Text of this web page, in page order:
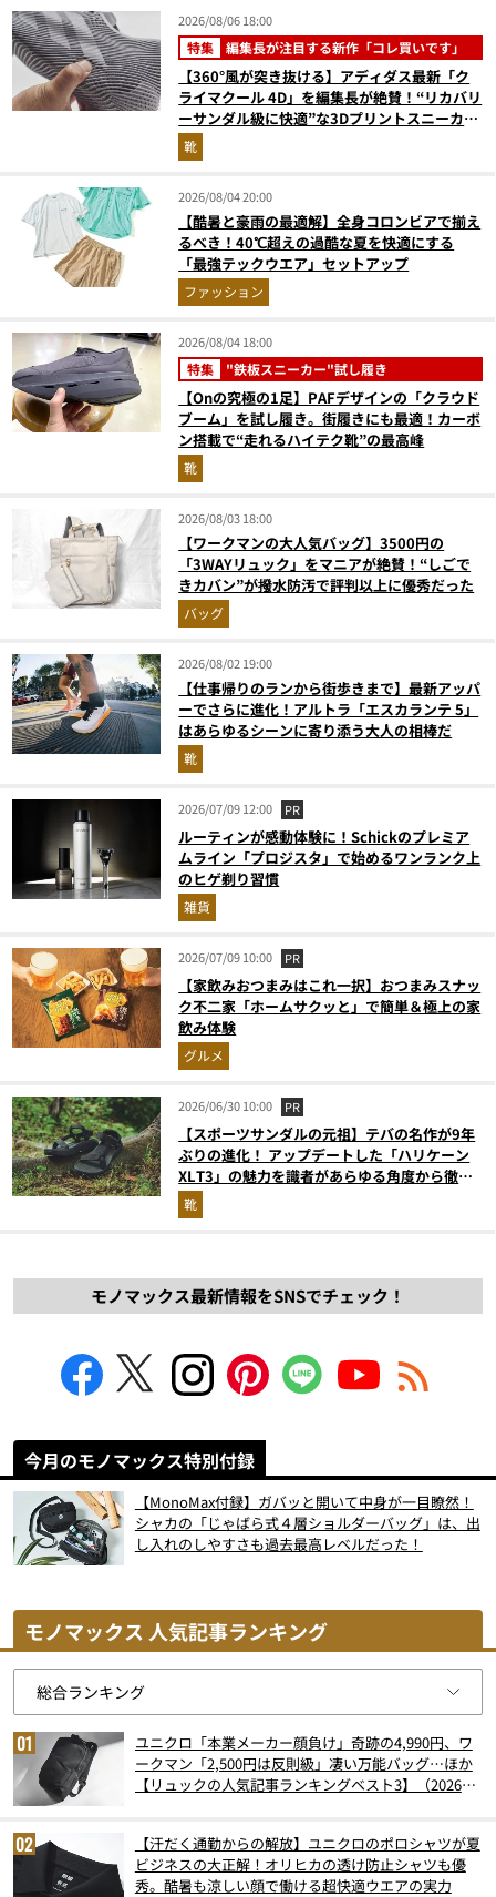
2026/08/06 18:00
特集 編集長が注目する新作「コレ買いです」
【360°風が突き抜ける】アディダス最新「ク
ライマクール 4D」を編集長が絶賛！“リカバリ
ーサンダル級に快適”な3Dプリントスニーカー
『コレ買いです』Vol.173
靴
2026/08/04 20:00
【酷暑と豪雨の最適解】全身コロンビアで揃え
るべき！40℃超えの過酷な夏を快適にする
「最強テックウエア」セットアップ
ファッション
2026/08/04 18:00
特集 "鉄板スニーカー"試し履き
【Onの究極の1足】PAFデザインの「クラウド
ブーム」を試し履き。街履きにも最適！カーボ
ン搭載で“走れるハイテク靴”の最高峰
靴
2026/08/03 18:00
【ワークマンの大人気バッグ】3500円の
「3WAYリュック」をマニアが絶賛！“しごで
きカバン”が撥水防汚で評判以上に優秀だった
バッグ
2026/08/02 19:00
【仕事帰りのランから街歩きまで】最新アッパ
ーでさらに進化！アルトラ「エスカランテ 5」
はあらゆるシーンに寄り添う大人の相棒だ
靴
2026/07/09 12:00 PR
ルーティンが感動体験に！Schickのプレミア
ムライン「プロジスタ」で始めるワンランク上
のヒゲ剃り習慣
雑貨
2026/07/09 10:00 PR
【家飲みおつまみはこれ一択】おつまみスナッ
ク不二家「ホームサクッと」で簡単＆極上の家
飲み体験
グルメ
2026/06/30 10:00 PR
【スポーツサンダルの元祖】テバの名作が9年
ぶりの進化！ アップデートした「ハリケーン
XLT3」の魅力を識者があらゆる角度から徹底
解説！
靴
モノマックス最新情報をSNSでチェック！
今月のモノマックス特別付録
【MonoMax付録】ガバッと開いて中身が一目瞭然！
シャカの「じゃばら式４層ショルダーバッグ」は、出
し入れのしやすさも過去最高レベルだった！
モノマックス 人気記事ランキング
ユニクロ「本業メーカー顔負け」奇跡の4,990円、ワ
ークマン「2,500円は反則級」凄い万能バッグ…ほか
【リュックの人気記事ランキングベスト3】（2026年
【汗だく通勤からの解放】ユニクロのポロシャツが夏
ビジネスの大正解！オリヒカの透け防止シャツも優
秀。酷暑も涼しい顔で働ける超快適ウエアの実力